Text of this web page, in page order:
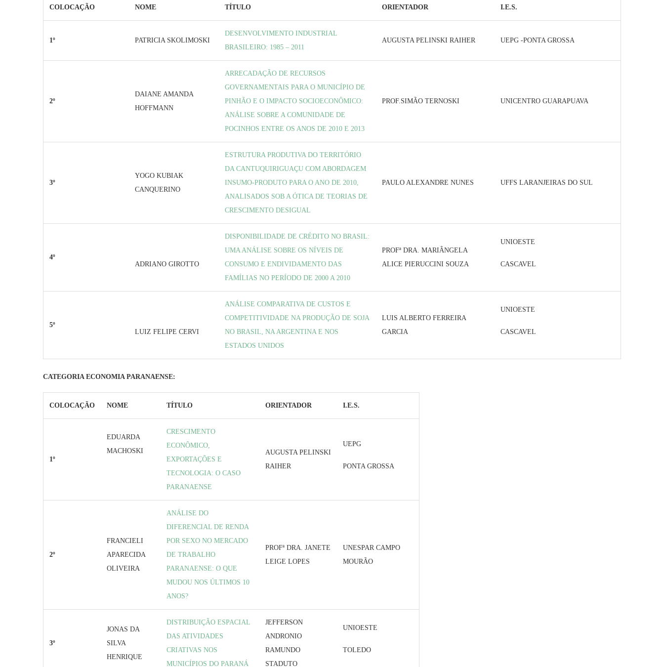
COLOCAÇÃO NOME TÍTULO ORIENTADOR I.E.S.
1º PATRICIA SKOLIMOSKI
DESENVOLVIMENTO INDUSTRIAL
BRASILEIRO: 1985 – 2011
AUGUSTA PELINSKI RAIHER UEPG -PONTA GROSSA
2º
DAIANE AMANDA
HOFFMANN
ARRECADAÇÃO DE RECURSOS
GOVERNAMENTAIS PARA O MUNICÍPIO DE
PINHÃO E O IMPACTO SOCIOECONÔMICO:
ANÁLISE SOBRE A COMUNIDADE DE
POCINHOS ENTRE OS ANOS DE 2010 E 2013
PROF.SIMÃO TERNOSKI UNICENTRO GUARAPUAVA
3º
YOGO KUBIAK
CANQUERINO
ESTRUTURA PRODUTIVA DO TERRITÓRIO
DA CANTUQUIRIGUAÇU COM ABORDAGEM
INSUMO-PRODUTO PARA O ANO DE 2010,
ANALISADOS SOB A ÓTICA DE TEORIAS DE
CRESCIMENTO DESIGUAL
PAULO ALEXANDRE NUNES UFFS LARANJEIRAS DO SUL
4º
ADRIANO GIROTTO
DISPONIBILIDADE DE CRÉDITO NO BRASIL:
UMA ANÁLISE SOBRE OS NÍVEIS DE
CONSUMO E ENDIVIDAMENTO DAS
FAMÍLIAS NO PERÍODO DE 2000 A 2010
PROFª DRA. MARIÂNGELA
ALICE PIERUCCINI SOUZA
UNIOESTE
CASCAVEL
5º
LUIZ FELIPE CERVI
ANÁLISE COMPARATIVA DE CUSTOS E
COMPETITIVIDADE NA PRODUÇÃO DE SOJA
NO BRASIL, NA ARGENTINA E NOS
ESTADOS UNIDOS
LUIS ALBERTO FERREIRA
GARCIA
UNIOESTE
CASCAVEL
CATEGORIA ECONOMIA PARANAENSE:
COLOCAÇÃO NOME TÍTULO ORIENTADOR I.E.S.
1º
EDUARDA
MACHOSKI
CRESCIMENTO
ECONÔMICO,
EXPORTAÇÕES E
TECNOLOGIA: O CASO
PARANAENSE
AUGUSTA PELINSKI
RAIHER
UEPG
PONTA GROSSA
2º
FRANCIELI
APARECIDA
OLIVEIRA
ANÁLISE DO
DIFERENCIAL DE RENDA
POR SEXO NO MERCADO
DE TRABALHO
PARANAENSE: O QUE
MUDOU NOS ÚLTIMOS 10
ANOS?
PROFª DRA. JANETE
LEIGE LOPES
UNESPAR CAMPO
MOURÃO
3º
JONAS DA
SILVA
HENRIQUE
DISTRIBUIÇÃO ESPACIAL
DAS ATIVIDADES
CRIATIVAS NOS
MUNICÍPIOS DO PARANÁ
JEFFERSON
ANDRONIO
RAMUNDO
STADUTO
UNIOESTE
TOLEDO